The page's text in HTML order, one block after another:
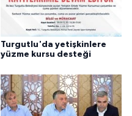
Turgutlu'da yetişkinlere
yüzme kursu desteği